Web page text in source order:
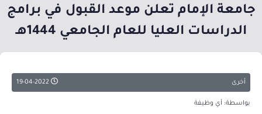
جامعة الإمام تعلن موعد القبول في برامج
الدراسات العليا للعام الجامعي 1444هـ
أخرى
بواسطة: أي وظيفة